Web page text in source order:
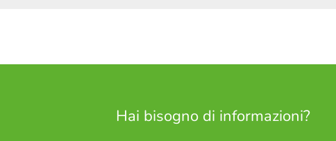
Hai bisogno di informazioni?